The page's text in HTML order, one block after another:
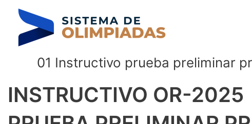
contenido
01 Instructivo prueba preliminar
INSTRUCTIVO OR-2025